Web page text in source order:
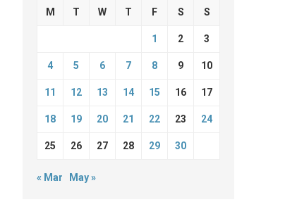
M T W T F S S
1 2 3
4 5 6 7 8 9 10
11 12 13 14 15 16 17
18 19 20 21 22 23 24
25 26 27 28 29 30
« Mar May »